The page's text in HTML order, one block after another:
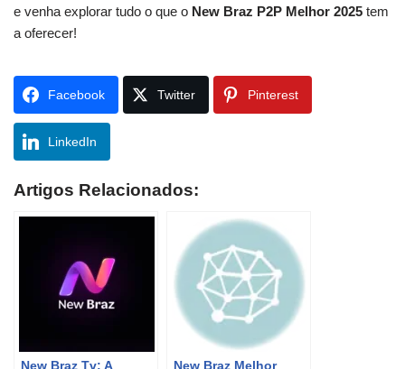
e venha explorar tudo o que o New Braz P2P Melhor 2025 tem
a oferecer!
Facebook Twitter Pinterest
LinkedIn
Artigos Relacionados:
New Braz Tv: A New Braz Melhor